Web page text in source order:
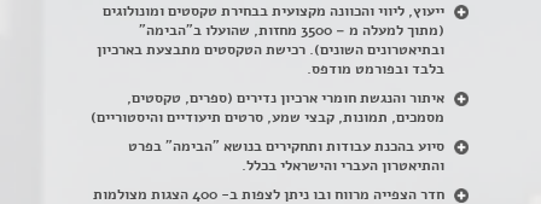
ייעוץ, ליווי והכוונה מקצועית בבחירת טקסטים ומונולוגים
(מתוך למעלה מ – 3500 מחזות, שהועלו ב"הבימה"
ובתיאטרונים השונים). רכישת הטקסטים מתבצעת בארכיון
בלבד ובפורמט מודפס.
איתור והנגשת חומרי ארכיון נדירים (ספרים, טקסטים,
מסמכים, תמונות, קבצי שמע, סרטים תיעודיים והיסטוריים)
סיוע בהכנת עבודות ותחקירים בנושא "הבימה" בפרט
והתיאטרון העברי והישראלי בכלל.
חדר הצפייה מרווח ובו ניתן לצפות ב- 400 הצגות מצולמות